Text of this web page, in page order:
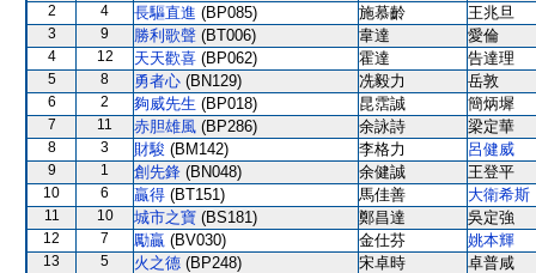
2 4 長驅直進 (BP085) 施慕齡 王兆旦
3 9 勝利歌聲 (BT006) 韋達 愛倫
4 12 天天歡喜 (BP062) 霍達 告達理
5 8 勇者心 (BN129) 冼毅力 岳敦
6 2 夠威先生 (BP018) 昆霑誠 簡炳墀
7 11 赤胆雄風 (BP286) 余詠詩 梁定華
8 3 財駿 (BM142) 李格力 呂健威
9 1 創先鋒 (BN048) 余健誠 王登平
10 6 贏得 (BT151) 馬佳善 大衛希斯
11 10 城市之寶 (BS181) 鄭昌達 吳定強
12 7 勵贏 (BV030) 金仕芬 姚本輝
13 5 火之德 (BP248) 宋卓時 卓普咸